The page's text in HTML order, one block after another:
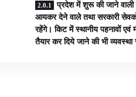
प्रदेश में शुरू की जाने वाली
आयकर देने वाले तथा सरकारी
रहेंगे। किट में स्थानीय पहनावों
तैयार कर दिये जाने की भी व्यवस्था